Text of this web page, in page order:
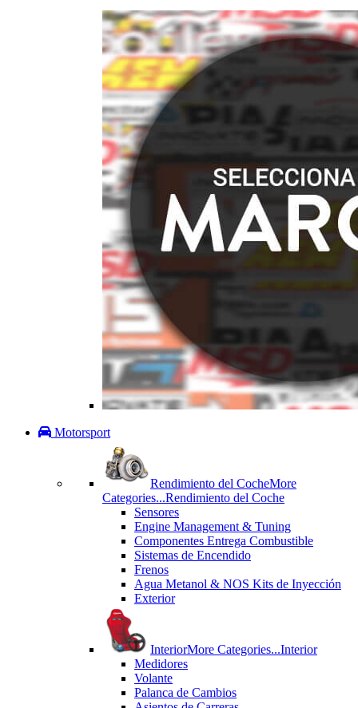
Motorsport
Rendimiento del CocheMore
Categories...Rendimiento del Coche
Sensores
Engine Management & Tuning
Componentes Entrega Combustible
Sistemas de Encendido
Frenos
Agua Metanol & NOS Kits de Inyección
Exterior
InteriorMore Categories...Interior
Medidores
Volante
Palanca de Cambios